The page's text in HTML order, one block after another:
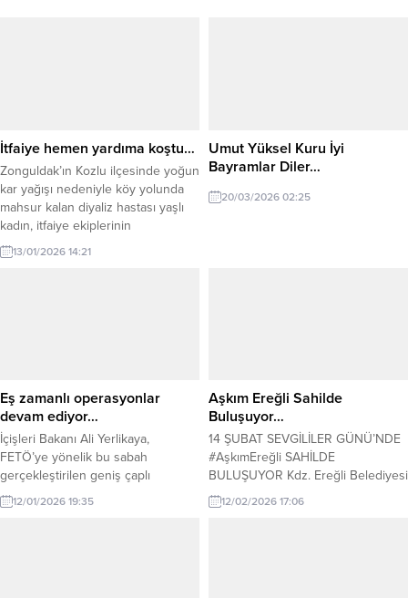
İtfaiye hemen yardıma koştu…
Zonguldak’ın Kozlu ilçesinde yoğun
kar yağışı nedeniyle köy yolunda
mahsur kalan diyaliz hastası yaşlı
kadın, itfaiye ekiplerinin
operasyonuyla hastaneye
yetiştirildi. Kozlu ilçesine bağlı
yakınları durumu yetkililere
bildirdi....
13/01/2026 14:21
Umut Yüksel Kuru İyi
Bayramlar Diler…
20/03/2026 02:25
Eş zamanlı operasyonlar
devam ediyor…
İçişleri Bakanı Ali Yerlikaya,
FETÖ’ye yönelik bu sabah
gerçekleştirilen geniş çaplı
operasyonlara ilişkin açıklama yaptı.
Emniyet Genel Müdürlüğü KOM ve
12/01/2026 19:35
Aşkım Ereğli Sahilde
Buluşuyor…
14 ŞUBAT SEVGİLİLER GÜNÜ’NDE
#AşkımEreğli SAHİLDE
BULUŞUYOR Kdz. Ereğli Belediyesi
Cumartesi günü sahilde Sevgililer
Günü etkinliği düzenliyor. Amfi
12/02/2026 17:06